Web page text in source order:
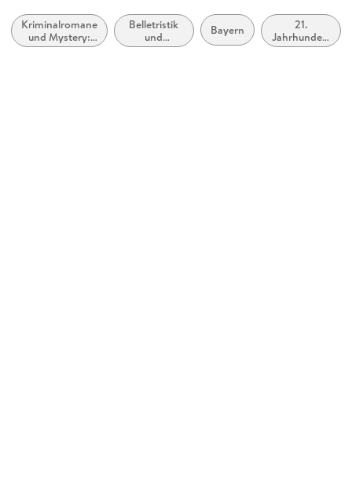
Kopierschutz
ohne Kopierschutz
Kriminalromane
und Mystery:
Humor
Belletristik
und
verwandte
Bayern
21.
Jahrhundert
(ca. 2000